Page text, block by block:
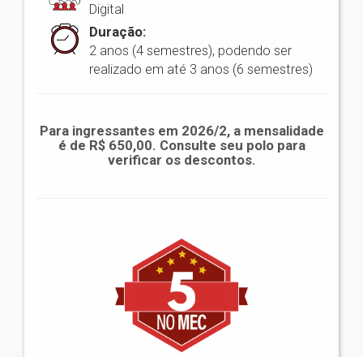
Digital
Duração:
2 anos (4 semestres), podendo ser
realizado em até 3 anos (6 semestres)
Para ingressantes em 2026/2, a mensalidade
é de R$ 650,00. Consulte seu polo para
verificar os descontos.